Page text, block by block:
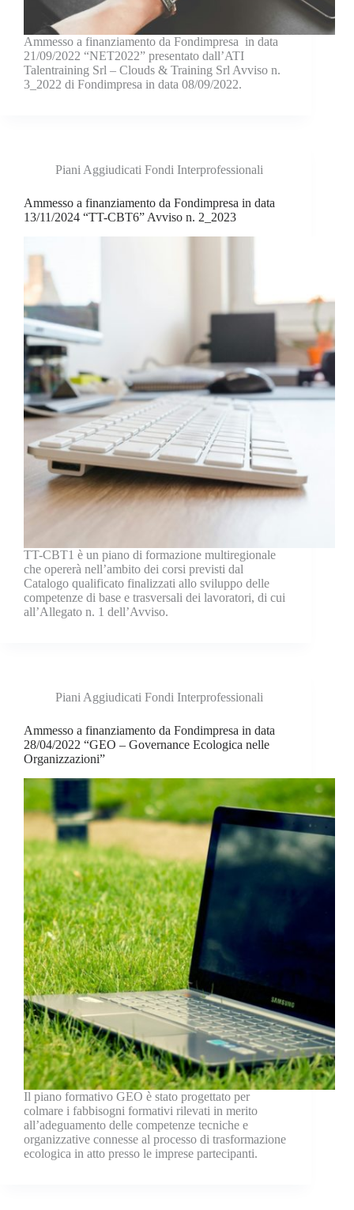
Ammesso a finanziamento da Fondimpresa in data
21/09/2022 “NET2022” presentato dall’ATI
Talentraining Srl – Clouds & Training Srl Avviso n.
3_2022 di Fondimpresa in data 08/09/2022.
Piani Aggiudicati Fondi Interprofessionali
Ammesso a finanziamento da Fondimpresa in data
13/11/2024 “TT-CBT6” Avviso n. 2_2023
TT-CBT1 è un piano di formazione multiregionale
che opererà nell’ambito dei corsi previsti dal
Catalogo qualificato finalizzati allo sviluppo delle
competenze di base e trasversali dei lavoratori, di cui
all’Allegato n. 1 dell’Avviso.
Piani Aggiudicati Fondi Interprofessionali
Ammesso a finanziamento da Fondimpresa in data
28/04/2022 “GEO – Governance Ecologica nelle
Organizzazioni”
Il piano formativo GEO è stato progettato per
colmare i fabbisogni formativi rilevati in merito
all’adeguamento delle competenze tecniche e
organizzative connesse al processo di trasformazione
ecologica in atto presso le imprese partecipanti.